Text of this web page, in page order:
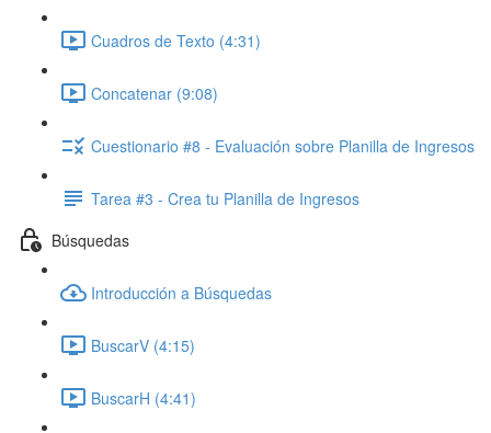
Cuadros de Texto (4:31)
Concatenar (9:08)
Cuestionario #8 - Evaluación sobre Planilla de Ingresos
Tarea #3 - Crea tu Planilla de Ingresos
Búsquedas
Introducción a Búsquedas
BuscarV (4:15)
BuscarH (4:41)